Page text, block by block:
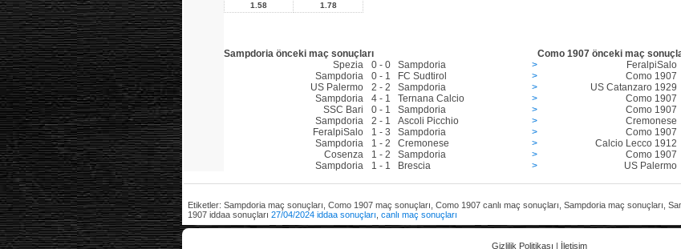
1.58
1.78
Sampdoria önceki maç sonuçları
Como 1907 önceki maç
Spezia
0 - 0 Sampdoria
>
Sampdoria
0 - 1 FC Sudtirol
>
US Palermo
2 - 2 Sampdoria
>
Sampdoria
4 - 1 Ternana Calcio
>
SSC Bari
0 - 1 Sampdoria
>
Sampdoria
2 - 1 Ascoli Picchio
>
FeralpiSalo
1 - 3 Sampdoria
>
Sampdoria
1 - 2 Cremonese
>
Cosenza
1 - 2 Sampdoria
>
Sampdoria
1 - 1 Brescia >
FeralpiSalo
Como 1907
US Catanzaro 1929
Como 1907
Como 1907
Cremonese
Como 1907
Calcio Lecco 1912
Como 1907
US Palermo
Etiketler: Sampdoria maç sonuçları, Como 1907 maç sonuçları, Como 1907 canlı maç sonuçları, Sampdoria maç sonuçları,
1907 iddaa sonuçları 27/04/2024 iddaa sonuçları canlı maç sonuçları
Gizlilik Politikası | İletişim